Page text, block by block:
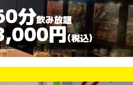
分飲み放題
円(税込)